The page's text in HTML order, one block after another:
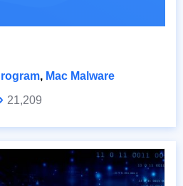
, Mac Malware
21,209